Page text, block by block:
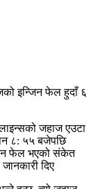
इन्जिन फेल हुदाँ ६
जहाज एउटा
८: ५५ बजेपछि
फेल भएको संकेत
दिए